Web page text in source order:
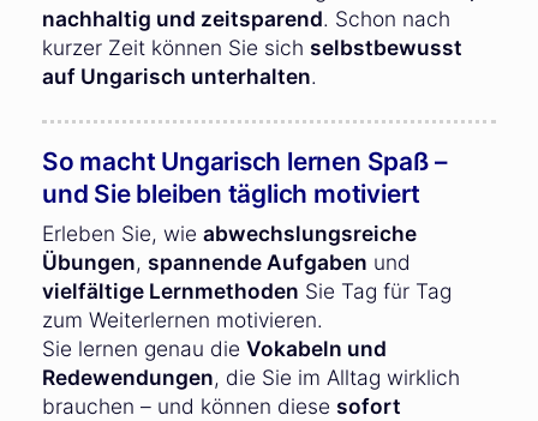
nachhaltig und zeitsparend. Schon nach
kurzer Zeit können Sie sich selbstbewusst
auf Ungarisch unterhalten.
So macht Ungarisch lernen Spaß –
und Sie bleiben täglich motiviert
Erleben Sie, wie abwechslungsreiche
Übungen, spannende Aufgaben und
vielfältige Lernmethoden Sie Tag für Tag
zum Weiterlernen motivieren.
Sie lernen genau die Vokabeln und
Redewendungen, die Sie im Alltag wirklich
brauchen – und können diese sofort